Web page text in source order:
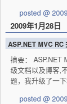
posted @
2009年1月28日
ASP.NET MVC RC
摘要： ASP.NET
级文档以及博客,
题，我升级了一
posted @